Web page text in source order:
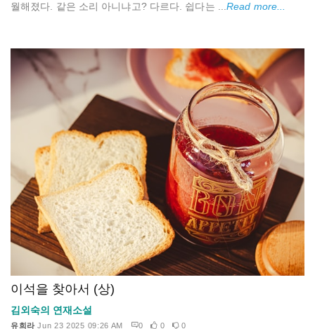
월해졌다. 같은 소리 아니냐고? 다르다. 쉽다는 ...Read more...
이석을 찾아서 (상)
김외숙의 연재소설
유희라 Jun 23 2025 09:26 AM 0 0 0